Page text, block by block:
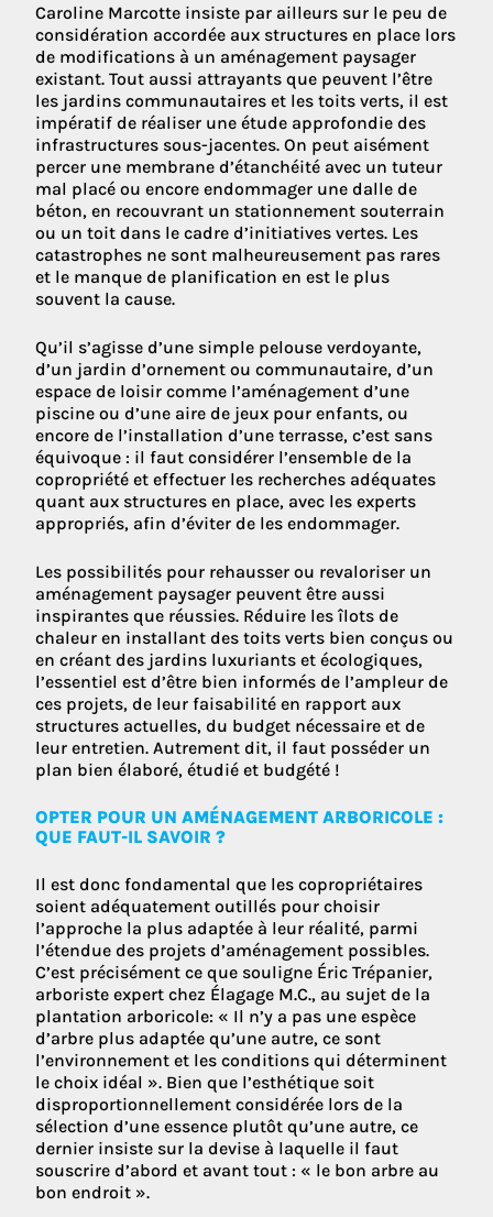
Caroline Marcotte insiste par ailleurs sur le peu de
considération accordée aux structures en place lors
de modifications à un aménagement paysager
existant. Tout aussi attrayants que peuvent l’être
les jardins communautaires et les toits verts, il est
impératif de réaliser une étude approfondie des
infrastructures sous-jacentes. On peut aisément
percer une membrane d’étanchéité avec un tuteur
mal placé ou encore endommager une dalle de
béton, en recouvrant un stationnement souterrain
ou un toit dans le cadre d’initiatives vertes. Les
catastrophes ne sont malheureusement pas rares
et le manque de planification en est le plus
souvent la cause.
Qu’il s’agisse d’une simple pelouse verdoyante,
d’un jardin d’ornement ou communautaire, d’un
espace de loisir comme l’aménagement d’une
piscine ou d’une aire de jeux pour enfants, ou
encore de l’installation d’une terrasse, c’est sans
équivoque : il faut considérer l’ensemble de la
copropriété et effectuer les recherches adéquates
quant aux structures en place, avec les experts
appropriés, afin d’éviter de les endommager.
Les possibilités pour rehausser ou revaloriser un
aménagement paysager peuvent être aussi
inspirantes que réussies. Réduire les îlots de
chaleur en installant des toits verts bien conçus ou
en créant des jardins luxuriants et écologiques,
l’essentiel est d’être bien informés de l’ampleur de
ces projets, de leur faisabilité en rapport aux
structures actuelles, du budget nécessaire et de
leur entretien. Autrement dit, il faut posséder un
plan bien élaboré, étudié et budgété !
OPTER POUR UN AMÉNAGEMENT ARBORICOLE :
QUE FAUT-IL SAVOIR ?
Il est donc fondamental que les copropriétaires
soient adéquatement outillés pour choisir
l’approche la plus adaptée à leur réalité, parmi
l’étendue des projets d’aménagement possibles.
C’est précisément ce que souligne Éric Trépanier,
arboriste expert chez Élagage M.C., au sujet de la
plantation arboricole: « Il n’y a pas une espèce
d’arbre plus adaptée qu’une autre, ce sont
l’environnement et les conditions qui déterminent
le choix idéal ». Bien que l’esthétique soit
disproportionnellement considérée lors de la
sélection d’une essence plutôt qu’une autre, ce
dernier insiste sur la devise à laquelle il faut
souscrire d’abord et avant tout : « le bon arbre au
bon endroit ».